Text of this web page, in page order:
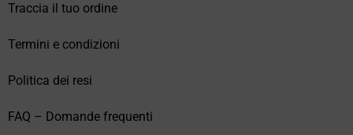
Traccia il tuo ordine
Termini e condizioni
Politica dei resi
FAQ – Domande frequenti